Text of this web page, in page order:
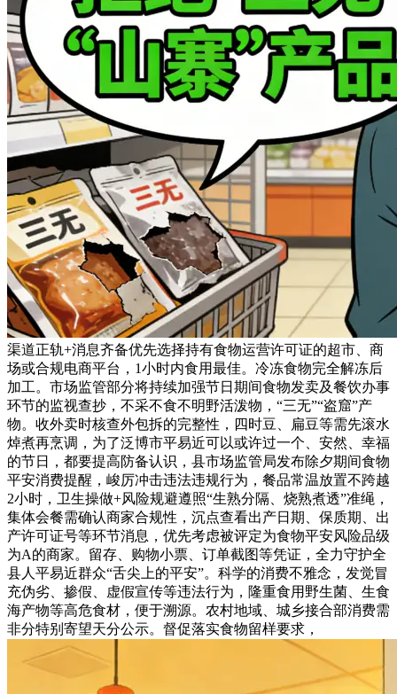
渠道正轨+消息齐备优先选择持有食物运营许可证的超市、商
场或合规电商平台，1小时内食用最佳。冷冻食物完全解冻后
加工。市场监管部分将持续加强节日期间食物发卖及餐饮办事
环节的监视查抄，不采不食不明野活泼物，“三无”“盗窟”产
物。收外卖时核查外包拆的完整性，四时豆、扁豆等需先滚水
焯煮再烹调，为了泛博市平易近可以或许过一个、安然、幸福
的节日，都要提高防备认识，县市场监管局发布除夕期间食物
平安消费提醒，峻厉冲击违法违规行为，餐品常温放置不跨越
2小时，卫生操做+风险规避遵照“生熟分隔、烧熟煮透”准绳，
集体会餐需确认商家合规性，沉点查看出产日期、保质期、出
产许可证号等环节消息，优先考虑被评定为食物平安风险品级
为A的商家。留存、购物小票、订单截图等凭证，全力守护全
县人平易近群众“舌尖上的平安”。科学的消费不雅念，发觉冒
充伪劣、掺假、虚假宣传等违法行为，隆重食用野生菌、生食
海产物等高危食材，便于溯源。农村地域、城乡接合部消费需
非分特别寄望天分公示。督促落实食物留样要求，